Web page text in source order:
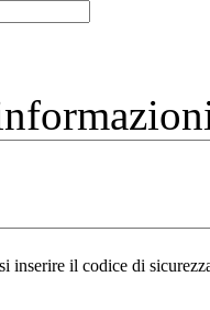
inserire il codice di